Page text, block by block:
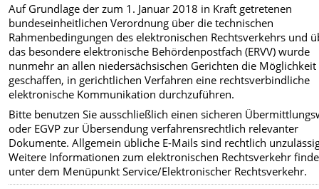
Auf Grundlage der zum 1. Januar 2018 in Kraft getretenen
bundeseinheitlichen Verordnung über die technischen
Rahmenbedingungen des elektronischen Rechtsverkehrs und
das besondere elektronische Behördenpostfach (ERVV) wurde
nunmehr an allen niedersächsischen Gerichten die Möglichkeit
geschaffen, in gerichtlichen Verfahren eine rechtsverbindliche
elektronische Kommunikation durchzuführen.
Bitte benutzen Sie ausschließlich einen sicheren
oder EGVP zur Übersendung verfahrensrechtlich relevanter
Dokumente. Allgemein übliche E-Mails sind rechtlich
Weitere Informationen zum elektronischen Rechtsverkehr
unter dem Menüpunkt Service/Elektronischer Rechtsverkehr.